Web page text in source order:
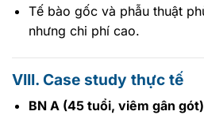
Tế bào gốc và phẫu thuật
nhưng chi phí cao.
VIII. Case study thực tế
BN A (45 tuổi, viêm gân